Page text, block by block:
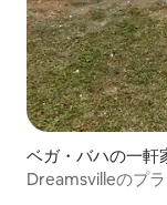
ベガ・バハの一軒
Dreamsvilleのプ